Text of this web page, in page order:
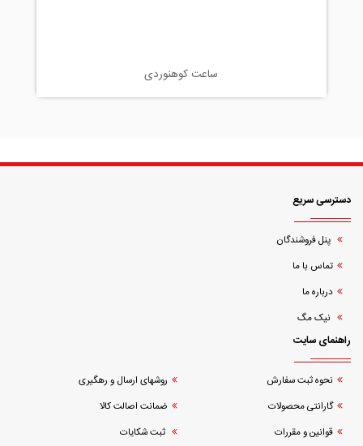
ساعت کوهنوردی
دسترسی سریع
پنل فروشندگان
تماس با ما
درباره ما
نیک مگ
راهنمای سایت
نحوه ثبت سفارش
روشهای ارسال و رهگیری
گارانتی محصولات
ضمانت اصالت کالا
قوانین و مقررات
ثبت شکایات